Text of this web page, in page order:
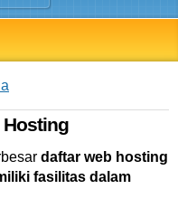
Hosting
daftar web hosting
fasilitas dalam